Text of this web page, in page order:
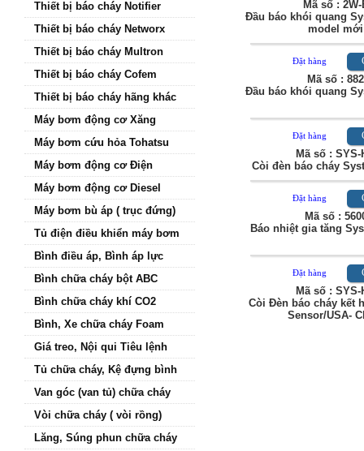
Thiết bị báo cháy Notifier
Thiết bị báo cháy Networx
Thiết bị báo cháy Multron
Thiết bị báo cháy Cofem
Thiết bị báo cháy hãng khác
Máy bơm động cơ Xăng
Máy bơm cứu hỏa Tohatsu
Máy bơm động cơ Điện
Máy bơm động cơ Diesel
Máy bơm bù áp ( trục đứng)
Tủ điện điều khiển máy bơm
Bình điều áp, Bình áp lực
Bình chữa cháy bột ABC
Bình chữa cháy khí CO2
Bình, Xe chữa cháy Foam
Giá treo, Nội qui Tiêu lệnh
Tủ chữa cháy, Kệ đựng bình
Van góc (van tủ) chữa cháy
Vòi chữa cháy ( vòi rồng)
Lăng, Súng phun chữa cháy
Mã số : 2W-
Đầu báo khói quang
model mới
Đặt hàng
Mã số : 882
Đầu báo khói quang
Đặt hàng
Mã số : SYS-
Còi đèn báo cháy
Đặt hàng
Mã số :
Báo nhiệt gia tăng
Đặt hàng
Mã số : SYS-
Còi Đèn báo cháy kết
Sensor/USA-